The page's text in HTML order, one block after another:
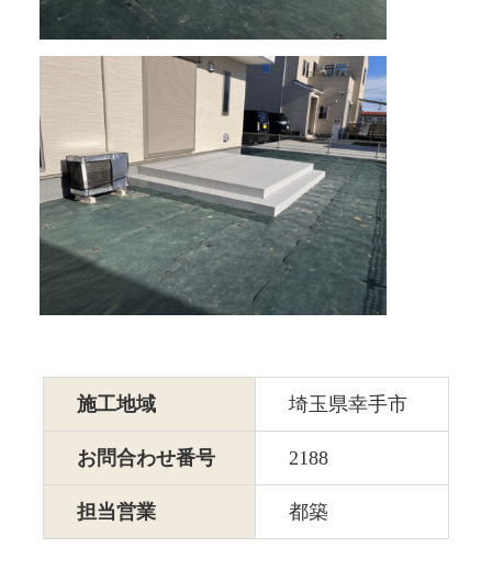
施工地域 埼玉県幸手市
お問合わせ番号 2188
担当営業 都築